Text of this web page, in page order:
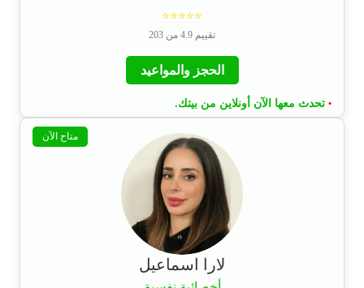
⭐⭐⭐⭐⭐
تقييم 4.9 من 203
الحجز والمواعيد
• تحدث معها الآن أونلاين من بيتك.
متاح الآن
لارا اسماعيل